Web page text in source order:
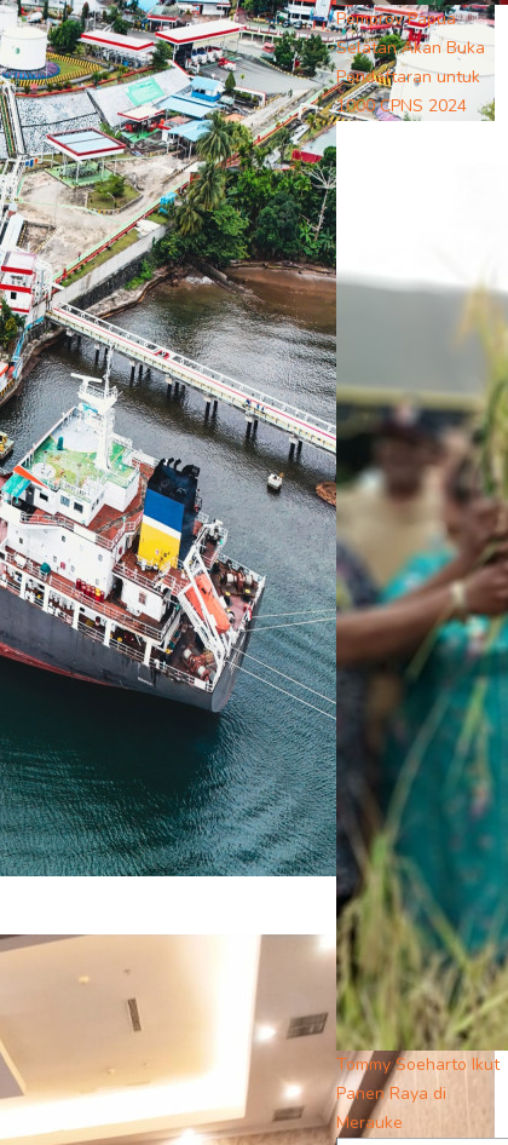
Pemprov Papua
Selatan Akan Buka
Pendaftaran untuk
1000 CPNS 2024
Tommy Soeharto Ikut
Panen Raya di
Merauke